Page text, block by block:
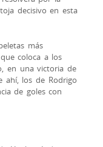
decisivo en esta
más
coloca a los
en una victoria de
ahí, los de Rodrigo
de goles con